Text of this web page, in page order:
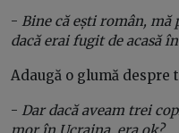
- Bine că ești român, mă
dacă erai fugit de acasă
Adaugă o glumă
- Dar dacă aveam trei